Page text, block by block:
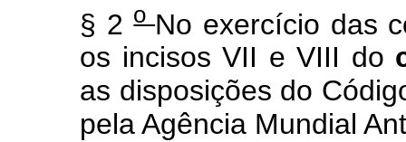
§ 2o No exercício das
os incisos VII e VIII do
as disposições do
pela Agência Mundial